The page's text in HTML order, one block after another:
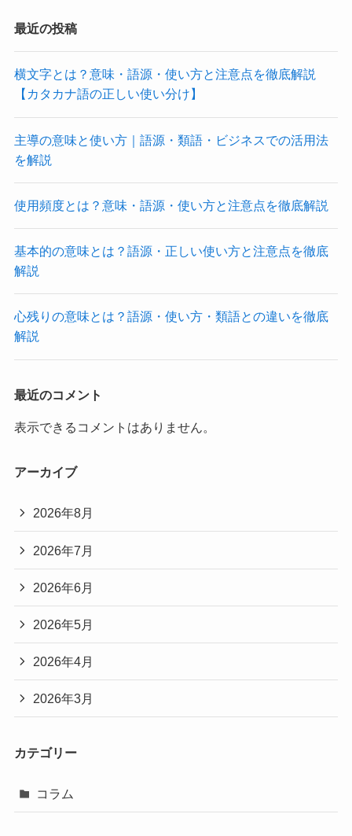
最近の投稿
横文字とは？意味・語源・使い方と注意点を徹底解説
【カタカナ語の正しい使い分け】
主導の意味と使い方｜語源・類語・ビジネスでの活用法
を解説
使用頻度とは？意味・語源・使い方と注意点を徹底解説
基本的の意味とは？語源・正しい使い方と注意点を徹底
解説
心残りの意味とは？語源・使い方・類語との違いを徹底
解説
最近のコメント
表示できるコメントはありません。
アーカイブ
2026年8月
2026年7月
2026年6月
2026年5月
2026年4月
2026年3月
カテゴリー
コラム